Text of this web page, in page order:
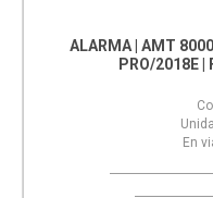
ALARMA | AMT
PRO/2018E |
En